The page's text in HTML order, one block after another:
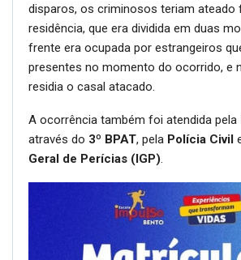
disparos, os criminosos teriam ateado
residência, que era dividida em duas
frente era ocupada por estrangeiros
presentes no momento do ocorrido, e
residia o casal atacado.
A ocorrência também foi atendida pela
através do 3º BPAT, pela Polícia Civil
Geral de Perícias (IGP).